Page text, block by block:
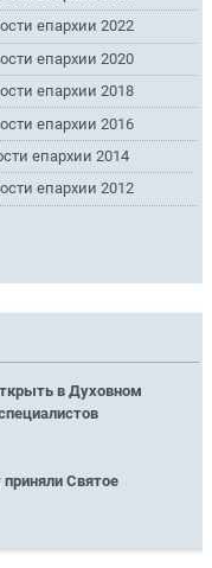
епархии 2022
епархии 2020
епархии 2018
епархии 2016
епархии 2014
епархии 2012
в Духовном
Святое